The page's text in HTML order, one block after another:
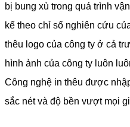
bị bung xù trong quá trình
kế theo chỉ số nghiên cứu
thêu logo của công ty ở cả
hình ảnh của công ty luôn
Công nghệ in thêu được
sắc nét và độ bền vượt mọi